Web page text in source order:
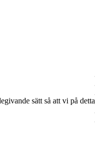
sätt så att vi på detta